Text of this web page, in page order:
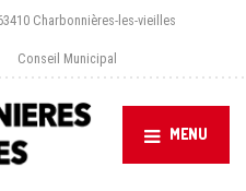
Charbonnières-les-vieilles
Conseil Municipal
MENU